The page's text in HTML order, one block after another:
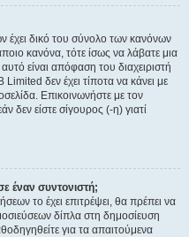
έχει δικό του σύνολο των κανόνων
κανόνα, τότε ίσως να λάβατε μια
είναι απόφαση του διαχειριστή
δεν έχει τίποτα να κάνει με
Επικοινωνήστε με τον
δεν είστε σίγουρος (-η) γιατί
έναν συντονιστή;
το έχει επιτρέψει, θα πρέπει να
δίπλα στη δημοσίευση
για τα απαιτούμενα